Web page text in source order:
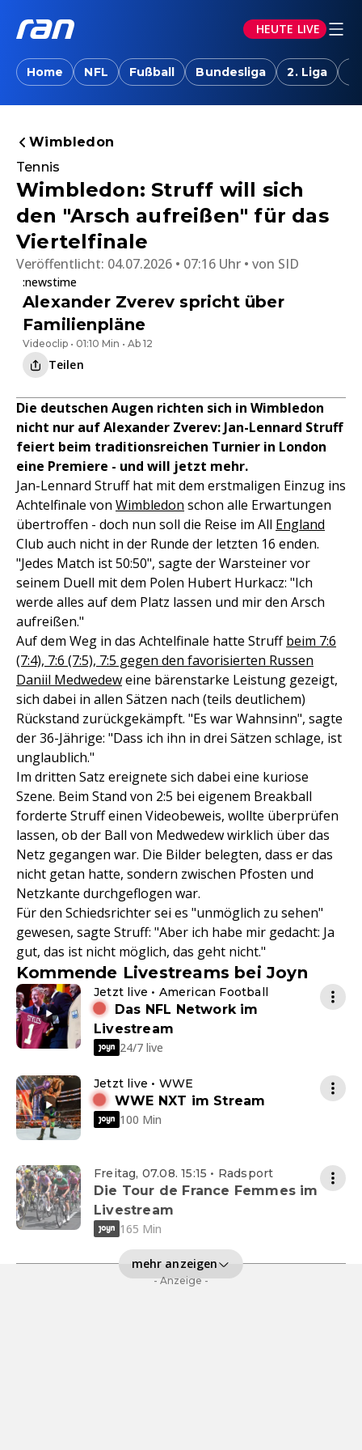
HEUTE LIVE
Home NFL Fußball Bundesliga 2. Liga
Wimbledon
Tennis
Wimbledon: Struff will sich
den "Arsch aufreißen" für das
Viertelfinale
Veröffentlicht: 04.07.2026 • 07:16 Uhr von SID
:newstime
Alexander Zverev spricht über
Familienpläne
Videoclip • 01:10 Min • Ab 12
Teilen
Die deutschen Augen richten sich in Wimbledon
nicht nur auf Alexander Zverev: Jan-Lennard Struff
feiert beim traditionsreichen Turnier in London
eine Premiere - und will jetzt mehr.
Jan-Lennard Struff hat mit dem erstmaligen Einzug ins
Achtelfinale von Wimbledon schon alle Erwartungen
übertroffen - doch nun soll die Reise im All England
Club auch nicht in der Runde der letzten 16 enden.
"Jedes Match ist 50:50", sagte der Warsteiner vor
seinem Duell mit dem Polen Hubert Hurkacz: "Ich
werde alles auf dem Platz lassen und mir den Arsch
aufreißen."
Auf dem Weg in das Achtelfinale hatte Struffbeim 7:6
(7:4), 7:6 (7:5), 7:5 gegen den favorisierten Russen
Daniil Medwedeweine bärenstarke Leistung gezeigt,
sich dabei in allen Sätzen nach (teils deutlichem)
Rückstand zurückgekämpft. "Es war Wahnsinn", sagte
der 36-Jährige: "Dass ich ihn in drei Sätzen schlage, ist
unglaublich."
Im dritten Satz ereignete sich dabei eine kuriose
Szene. Beim Stand von 2:5 bei eigenem Breakball
forderte Struff einen Videobeweis, wollte überprüfen
lassen, ob der Ball von Medwedew wirklich über das
Netz gegangen war. Die Bilder belegten, dass er das
nicht getan hatte, sondern zwischen Pfosten und
Netzkante durchgeflogen war.
Für den Schiedsrichter sei es "unmöglich zu sehen"
gewesen, sagte Struff: "Aber ich habe mir gedacht: Ja
gut, das ist nicht möglich, das geht nicht."
Kommende Livestreams bei Joyn
Jetzt live • American Football
Das NFL Network im
Livestream
24/7 live
Jetzt live • WWE
WWE NXT im Stream
100 Min
Freitag, 07.08. 15:15 • Radsport
Die Tour de France Femmes im
Livestream
165 Min
mehr anzeigen
- Anzeige -